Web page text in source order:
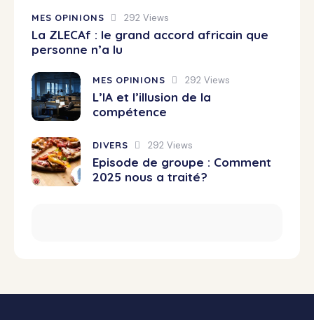
MES OPINIONS 292 Views
La ZLECAf : le grand accord africain que
personne n’a lu
MES OPINIONS 292 Views
L’IA et l’illusion de la
compétence
DIVERS 292 Views
Episode de groupe : Comment
2025 nous a traité?